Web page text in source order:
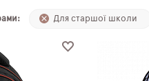
Для старшої школи